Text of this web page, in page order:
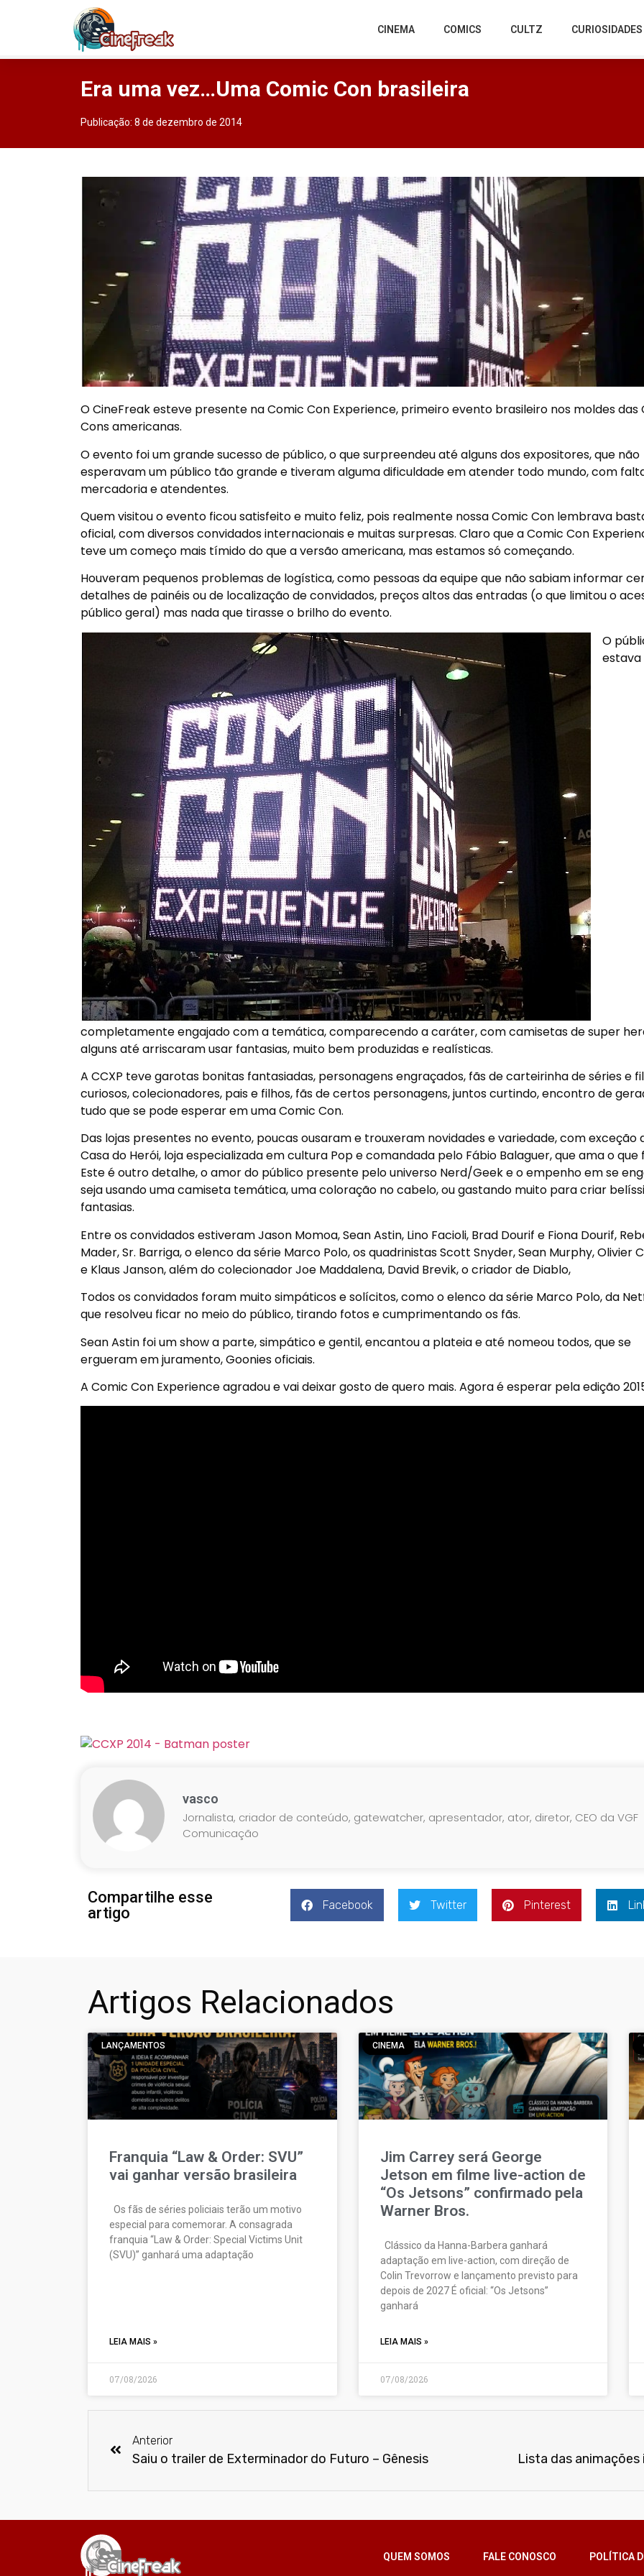
CINEMA COMICS CULTZ CURIOSIDADES
Era uma vez…Uma Comic Con brasileira
Publicação: 8 de dezembro de 2014
O CineFreak esteve presente na Comic Con Experience, primeiro evento brasileiro nos moldes das
Cons americanas.
O evento foi um grande sucesso de público, o que surpreendeu até alguns dos expositores, que não
esperavam um público tão grande e tiveram alguma dificuldade em atender todo mundo, com
mercadoria e atendentes.
Quem visitou o evento ficou satisfeito e muito feliz, pois realmente nossa Comic Con lembrava
oficial, com diversos convidados internacionais e muitas surpresas. Claro que a Comic Con
teve um começo mais tímido do que a versão americana, mas estamos só começando.
Houveram pequenos problemas de logística, como pessoas da equipe que não sabiam informar
detalhes de painéis ou de localização de convidados, preços altos das entradas (o que limitou o
público geral) mas nada que tirasse o brilho do evento.
O
estava
completamente engajado com a temática, comparecendo a caráter, com camisetas de super
alguns até arriscaram usar fantasias, muito bem produzidas e realísticas.
A CCXP teve garotas bonitas fantasiadas, personagens engraçados, fãs de carteirinha de séries e
curiosos, colecionadores, pais e filhos, fãs de certos personagens, juntos curtindo, encontro de
tudo que se pode esperar em uma Comic Con.
Das lojas presentes no evento, poucas ousaram e trouxeram novidades e variedade, com exceção
Casa do Herói, loja especializada em cultura Pop e comandada pelo Fábio Balaguer, que ama o que
Este é outro detalhe, o amor do público presente pelo universo Nerd/Geek e o empenho em se
seja usando uma camiseta temática, uma coloração no cabelo, ou gastando muito para criar
fantasias.
Entre os convidados estiveram Jason Momoa, Sean Astin, Lino Facioli, Brad Dourif e Fiona Dourif,
Mader, Sr. Barriga, o elenco da série Marco Polo, os quadrinistas Scott Snyder, Sean Murphy, Olivier
e Klaus Janson, além do colecionador Joe Maddalena, David Brevik, o criador de Diablo,
Todos os convidados foram muito simpáticos e solícitos, como o elenco da série Marco Polo, da
que resolveu ficar no meio do público, tirando fotos e cumprimentando os fãs.
Sean Astin foi um show a parte, simpático e gentil, encantou a plateia e até nomeou todos, que se
ergueram em juramento, Goonies oficiais.
A Comic Con Experience agradou e vai deixar gosto de quero mais. Agora é esperar pela edição
vasco
Jornalista, criador de conteúdo, gatewatcher, apresentador, ator, diretor, CEO da VGF
Comunicação
Compartilhe esse
artigo
Facebook Twitter Pinterest
Artigos Relacionados
LANÇAMENTOS
Franquia “Law & Order: SVU”
vai ganhar versão brasileira
Os fãs de séries policiais terão um motivo
especial para comemorar. A consagrada
franquia “Law & Order: Special Victims Unit
(SVU)” ganhará uma adaptação
LEIA MAIS »
07/08/2026
CINEMA
Jim Carrey será George
Jetson em filme live-action de
“Os Jetsons” confirmado pela
Warner Bros.
Clássico da Hanna-Barbera ganhará
adaptação em live-action, com direção de
Colin Trevorrow e lançamento previsto para
depois de 2027 É oficial: “Os Jetsons”
ganhará
LEIA MAIS »
07/08/2026
Anterior
Saiu o trailer de Exterminador do Futuro – Gênesis Lista das animações
QUEM SOMOS FALE CONOSCO POLÍTICA